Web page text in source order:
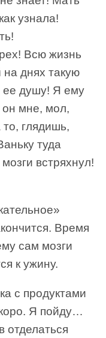
узнала!
Всю жизнь
днях такую
ее душу! Я ему
он мне, мол,
глядишь,
туда
встряхнул!
Время
сам мозги
к ужину.
с продуктами
Я пойду…